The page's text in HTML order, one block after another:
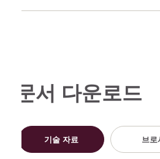
문서 다운로드
기술 자료 브로